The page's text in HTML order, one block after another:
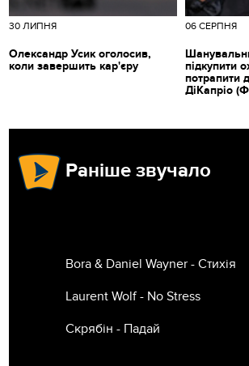
30 ЛИПНЯ
Олександр Усик оголосив,
коли завершить кар'єру
06 СЕРПНЯ
підкупити
потрапити
ДіКапріо
Раніше звучало
Bora & Daniel Wayner - Стихія
Laurent Wolf - No Stress
Скрябін - Падай